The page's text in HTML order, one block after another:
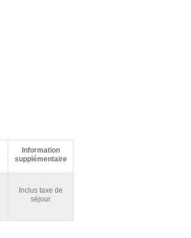
Information
supplémentaire
Inclus taxe de
séjour